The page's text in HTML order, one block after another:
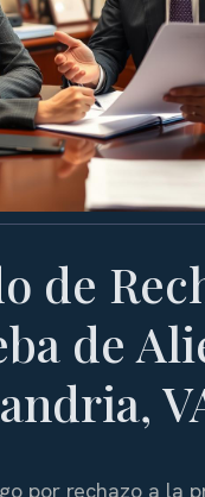
de
de
por rechazo a la